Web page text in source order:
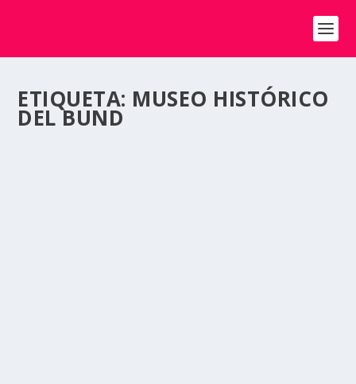
ETIQUETA: MUSEO HISTÓRICO
DEL BUND